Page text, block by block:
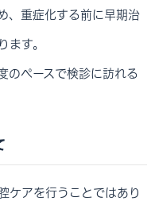
、重症化する前に早期治
す。
のペースで検診に訪れる
ケアを行うことではあり